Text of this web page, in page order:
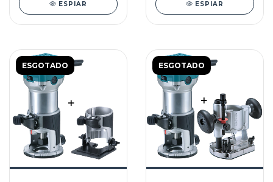
ESPIAR ESPIAR
ESGOTADO ESGOTADO